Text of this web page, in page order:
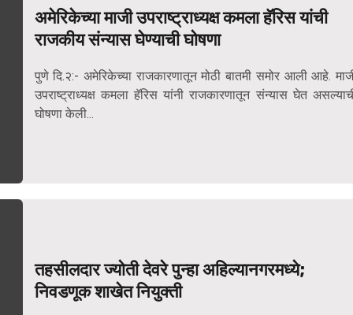
अमेरिकेच्या माजी उपराष्ट्राध्यक्ष कमला हॅरिस यांची
राजकीय संन्यास घेण्याची घोषणा
पुणे दि.२:- अमेरिकेच्या राजकारणातून मोठी बातमी समोर आली आहे.
उपराष्ट्राध्यक्ष कमला हॅरिस यांनी राजकारणातून संन्यास घेत
घोषणा केली...
तहसीलदार ज्योती देवरे पुन्हा अहिल्यानगरमध्ये;
निवडणूक शाखेत नियुक्ती